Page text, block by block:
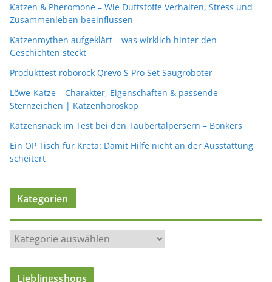
Katzen & Pheromone – Wie Duftstoffe Verhalten, Stress und
Zusammenleben beeinflussen
Katzenmythen aufgeklärt – was wirklich hinter den
Geschichten steckt
Produkttest roborock Qrevo S Pro Set Saugroboter
Löwe-Katze – Charakter, Eigenschaften & passende
Sternzeichen | Katzenhoroskop
Katzensnack im Test bei den Taubertalpersern – Bonkers
Ein OP Tisch für Kreta: Damit Hilfe nicht an der Ausstattung
scheitert
Kategorien
a
t
Lieblingsshops